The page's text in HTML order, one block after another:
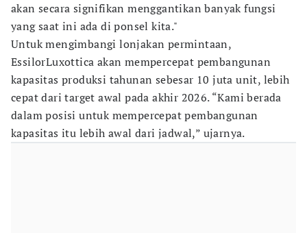
akan secara signifikan menggantikan banyak fungsi
yang saat ini ada di ponsel kita."
Untuk mengimbangi lonjakan permintaan,
EssilorLuxottica akan mempercepat pembangunan
kapasitas produksi tahunan sebesar 10 juta unit, lebih
cepat dari target awal pada akhir 2026. “Kami berada
dalam posisi untuk mempercepat pembangunan
kapasitas itu lebih awal dari jadwal,” ujarnya.